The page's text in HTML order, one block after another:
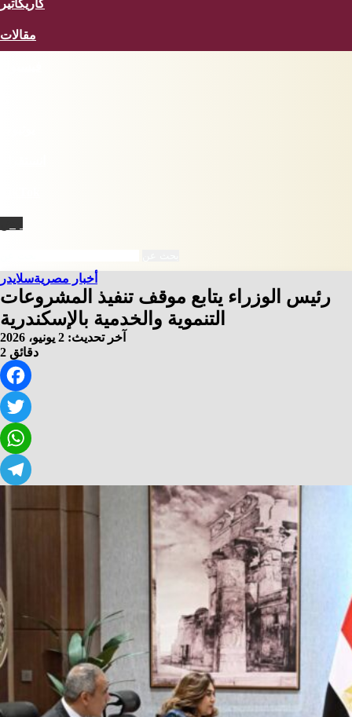
كاريكاتير
مقالات
أخبار مصريةسلايدر
رئيس الوزراء يتابع موقف تنفيذ المشروعات
التنموية والخدمية بالإسكندرية
آخر تحديث: 2 يونيو، 2026
2 دقائق
Telegram